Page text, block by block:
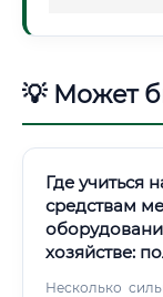
💡 Может
Где учиться
средствам
хозяйстве:
Несколько сильных: ✅ Рязанский